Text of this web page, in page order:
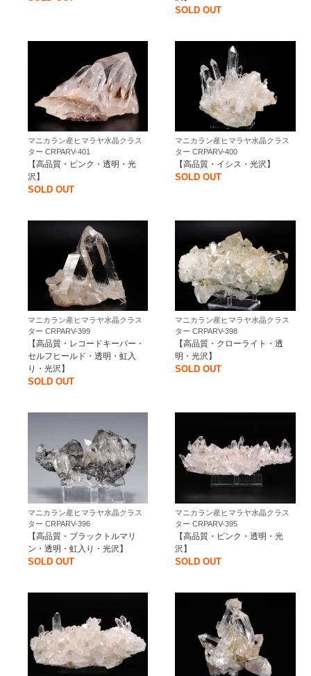
SOLD OUT
マニカラン産ヒマラヤ水晶クラス
ター CRPARV-401
【高品質・ピンク・透明・光
沢】
SOLD OUT
マニカラン産ヒマラヤ水晶クラス
ター CRPARV-400
【高品質・イシス・光沢】
SOLD OUT
マニカラン産ヒマラヤ水晶クラス
ター CRPARV-399
【高品質・レコードキーパー・
セルフヒールド・透明・虹入
り・光沢】
SOLD OUT
マニカラン産ヒマラヤ水晶クラス
ター CRPARV-398
【高品質・クローライト・透
明・光沢】
SOLD OUT
マニカラン産ヒマラヤ水晶クラス
ター CRPARV-396
【高品質・ブラックトルマリ
ン・透明・虹入り・光沢】
SOLD OUT
マニカラン産ヒマラヤ水晶クラス
ター CRPARV-395
【高品質・ピンク・透明・光
沢】
SOLD OUT